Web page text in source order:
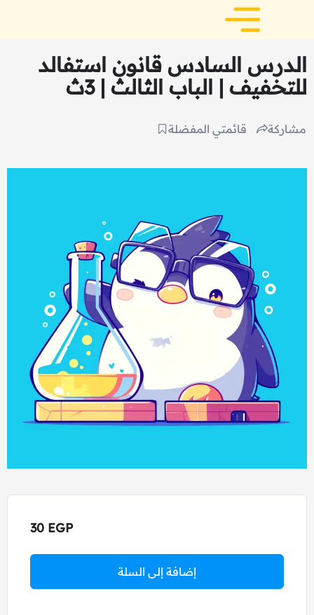
الدرس السادس قانون استفالد
للتخفيف | الباب الثالث | 3ث
قائمتي المفضلة مشاركة
30 EGP
إضافة إلى السلة